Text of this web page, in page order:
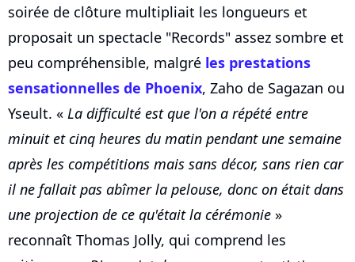
soirée de clôture multipliait les longueurs et
proposait un spectacle "Records" assez sombre et
peu compréhensible, malgré les prestations
sensationnelles de Phoenix, Zaho de Sagazan ou
Yseult. « La difficulté est que l'on a répété entre
minuit et cinq heures du matin pendant une semaine
après les compétitions mais sans décor, sans rien car
il ne fallait pas abîmer la pelouse, donc on était dans
une projection de ce qu'était la cérémonie »
reconnaît Thomas Jolly, qui comprend les